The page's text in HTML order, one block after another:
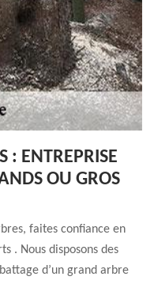
: ENTREPRISE
OU GROS
faites confiance en
. Nous disposons des
d’un grand arbre